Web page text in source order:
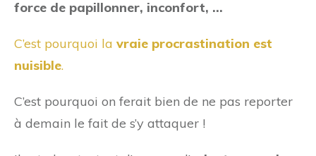
force de papillonner, inconfort, …
C’est pourquoi la vraie procrastination est
nuisible.
C’est pourquoi on ferait bien de ne pas reporter
à demain le fait de s’y attaquer !